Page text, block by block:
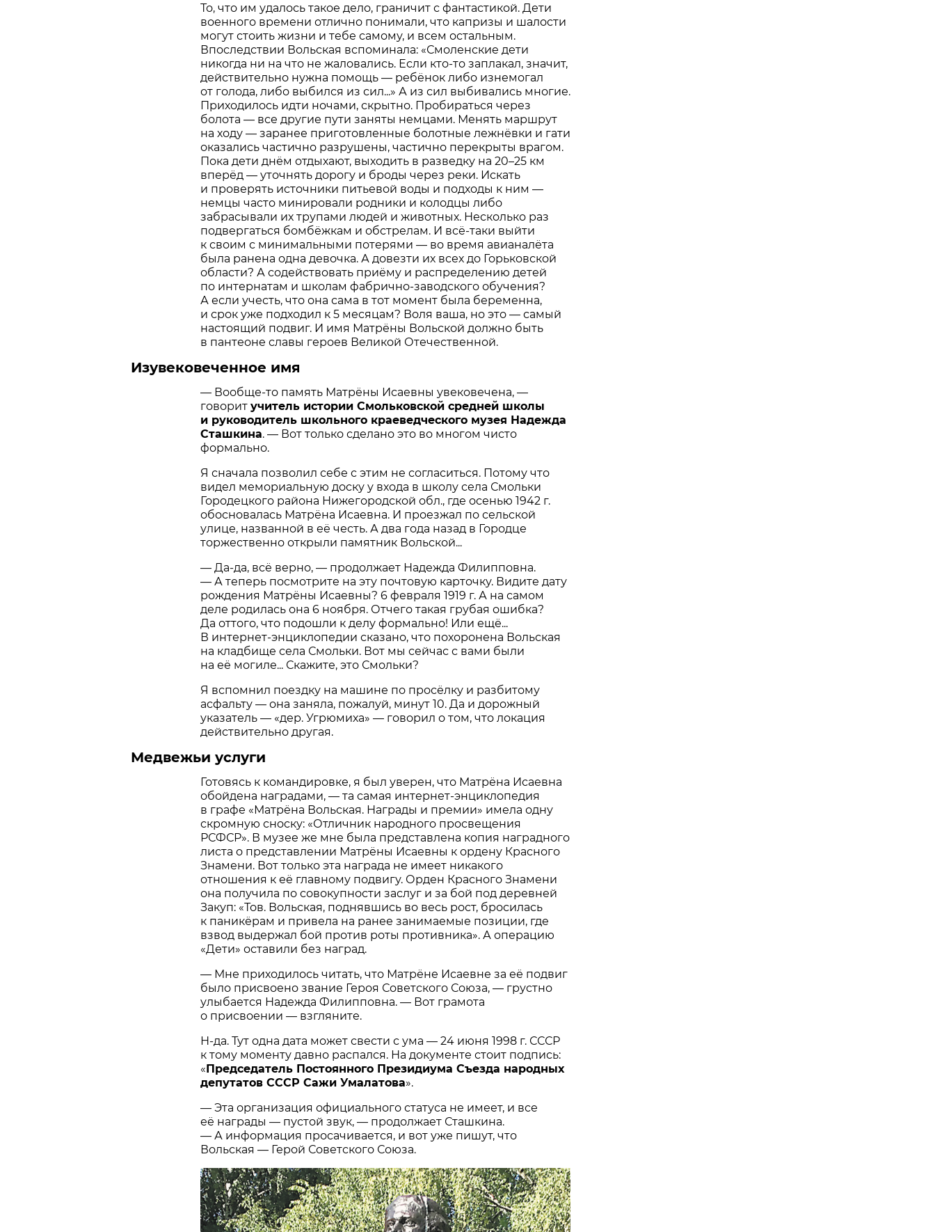
То, что им удалось такое дело, граничит с фантастикой. Дети
военного времени отлично понимали, что капризы и шалости
могут стоить жизни и тебе самому, и всем остальным.
Впоследствии Вольская вспоминала: «Смоленские дети
никогда ни на что не жаловались. Если кто-то заплакал, значит,
действительно нужна помощь — ребёнок либо изнемогал
от голода, либо выбился из сил...» А из сил выбивались многие.
Приходилось идти ночами, скрытно. Пробираться через
болота — все другие пути заняты немцами. Менять маршрут
на ходу — заранее приготовленные болотные лежнёвки и гати
оказались частично разрушены, частично перекрыты врагом.
Пока дети днём отдыхают, выходить в разведку на 20–25 км
вперёд — уточнять дорогу и броды через реки. Искать
и проверять источники питьевой воды и подходы к ним —
немцы часто минировали родники и колодцы либо
забрасывали их трупами людей и животных. Несколько раз
подвергаться бомбёжкам и обстрелам. И всё-таки выйти
к своим с минимальными потерями — во время авианалёта
была ранена одна девочка. А довезти их всех до Горьковской
области? А содействовать приёму и распределению детей
по интернатам и школам фабрично-заводского обучения?
А если учесть, что она сама в тот момент была беременна,
и срок уже подходил к 5 месяцам? Воля ваша, но это — самый
настоящий подвиг. И имя Матрёны Вольской должно быть
в пантеоне славы героев Великой Отечественной.
Изувековеченное имя
— Вообще-то память Матрёны Исаевны увековечена, —
говорит учитель истории Смольковской средней школы
и руководитель школьного краеведческого музея Надежда
Сташкина. — Вот только сделано это во многом чисто
формально.
Я сначала позволил себе с этим не согласиться. Потому что
видел мемориальную доску у входа в школу села Смольки
Городецкого района Нижегородской обл., где осенью 1942 г.
обосновалась Матрёна Исаевна. И проезжал по сельской
улице, названной в её честь. А два года назад в Городце
торжественно открыли памятник Вольской...
— Да-да, всё верно, — продолжает Надежда Филипповна.
— А теперь посмотрите на эту почтовую карточку. Видите дату
рождения Матрёны Исаевны? 6 февраля 1919 г. А на самом
деле родилась она 6 ноября. Отчего такая грубая ошибка?
Да оттого, что подошли к делу формально! Или ещё...
В интернет-энциклопедии сказано, что похоронена Вольская
на кладбище села Смольки. Вот мы сейчас с вами были
на её могиле... Скажите, это Смольки?
Я вспомнил поездку на машине по просёлку и разбитому
асфальту — она заняла, пожалуй, минут 10. Да и дорожный
указатель — «дер. Угрюмиха» — говорил о том, что локация
действительно другая.
Медвежьи услуги
Готовясь к командировке, я был уверен, что Матрёна Исаевна
обойдена наградами, — та самая интернет-энциклопедия
в графе «Матрёна Вольская. Награды и премии» имела одну
скромную сноску: «Отличник народного просвещения
РСФСР». В музее же мне была представлена копия наградного
листа о представлении Матрёны Исаевны к ордену Красного
Знамени. Вот только эта награда не имеет никакого
отношения к её главному подвигу. Орден Красного Знамени
она получила по совокупности заслуг и за бой под деревней
Закуп: «Тов. Вольская, поднявшись во весь рост, бросилась
к паникёрам и привела на ранее занимаемые позиции, где
взвод выдержал бой против роты противника». А операцию
«Дети» оставили без наград.
— Мне приходилось читать, что Матрёне Исаевне за её подвиг
было присвоено звание Героя Советского Союза, — грустно
улыбается Надежда Филипповна. — Вот грамота
о присвоении — взгляните.
Н-да. Тут одна дата может свести с ума — 24 июня 1998 г. СССР
к тому моменту давно распался. На документе стоит подпись:
«Председатель Постоянного Президиума Съезда народных
депутатов СССР Сажи Умалатова».
— Эта организация официального статуса не имеет, и все
её награды — пустой звук, — продолжает Сташкина.
— А информация просачивается, и вот уже пишут, что
Вольская — Герой Советского Союза.